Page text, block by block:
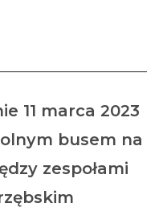
11 marca 2023
busem na
zespołami